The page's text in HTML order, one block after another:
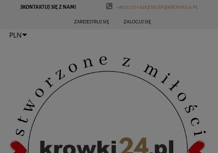
SKONTAKTUJ SIĘ Z NAMI +48 512 511 628/SKLEP@KROWKI24.PL
ZAREJESTRUJ SIĘ ZALOGUJ SIĘ